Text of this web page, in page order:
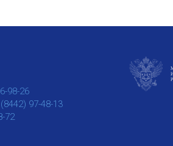
98-26
(8442) 97-48-13
72